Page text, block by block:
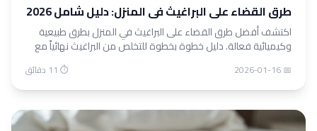
طرق القضاء على البراغيث في المنزل: دليل شامل 2026
اكتشف أفضل طرق القضاء على البراغيث في المنزل بطرق طبيعية
وكيميائية فعالة. دليل خطوة بخطوة للتخلص من البراغيث نهائياً مع
📅 2026-01-16 ⏱ 11 دقائق